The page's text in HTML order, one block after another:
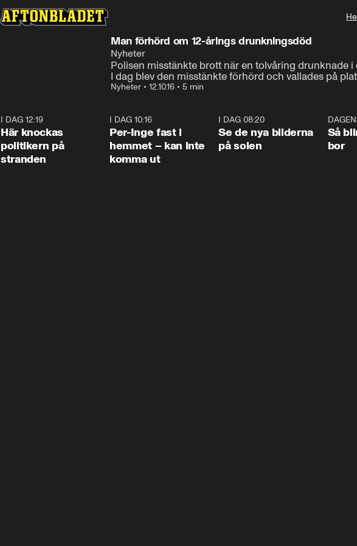
Man förhörd om 12-årings drunkningsdöd
Nyheter
Polisen misstänkte brott när en tolvåring drunknade i
I dag blev den misstänkte förhörd och vallades på
Nyheter • 12.10.16 • 5 min
I DAG 12:19
Här knockas
politikern på
stranden
I DAG 10:16
Per-Inge fast i
hemmet – kan inte
komma ut
I DAG 08:20
Se de nya bilderna
på solen
Så
bor